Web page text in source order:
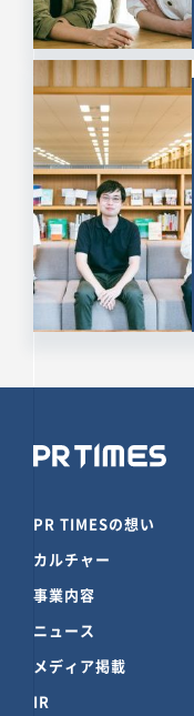
PR TIMESの想い
カルチャー
事業内容
ニュース
メディア掲載
IR